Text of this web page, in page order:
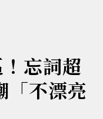
忘詞超
「不漂亮